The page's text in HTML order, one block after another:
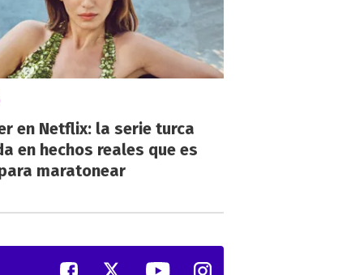
en Netflix: la serie turca
en hechos reales que es
maratonear